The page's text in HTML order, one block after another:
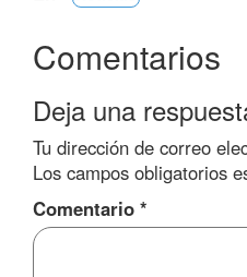
Comentarios
Deja una
Tu dirección de correo
Los campos obligatorios
Comentario *